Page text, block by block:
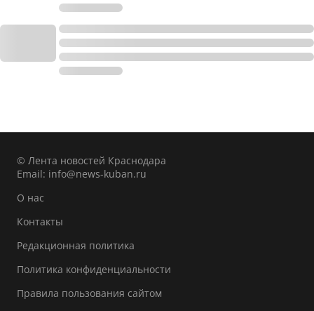
© Лента новостей Краснодара
Email: info@news-kuban.ru
О нас
Контакты
Редакционная политика
Политика конфиденциальности
Правила пользования сайтом